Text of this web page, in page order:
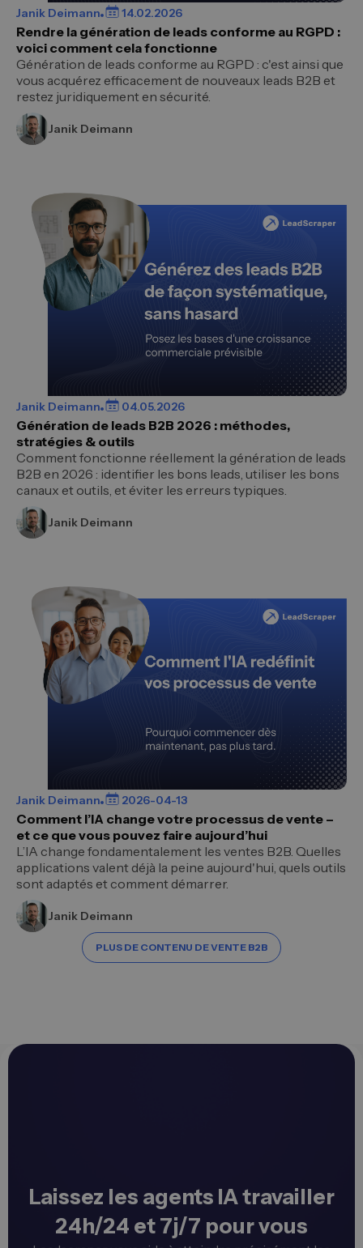
Janik Deimann 14.02.2026
Rendre la génération de leads conforme au RGPD :
voici comment cela fonctionne
Génération de leads conforme au RGPD : c'est ainsi que
vous acquérez efficacement de nouveaux leads B2B et
restez juridiquement en sécurité.
Janik Deimann
Janik Deimann 04.05.2026
Génération de leads B2B 2026 : méthodes,
stratégies & outils
Comment fonctionne réellement la génération de leads
B2B en 2026 : identifier les bons leads, utiliser les bons
canaux et outils, et éviter les erreurs typiques.
Janik Deimann
Janik Deimann 2026-04-13
Comment l’IA change votre processus de vente –
et ce que vous pouvez faire aujourd’hui
L’IA change fondamentalement les ventes B2B. Quelles
applications valent déjà la peine aujourd'hui, quels outils
sont adaptés et comment démarrer.
Janik Deimann
PLUS DE CONTENU DE VENTE B2B
Laissez les agents IA travailler
24h/24 et 7j/7 pour vous